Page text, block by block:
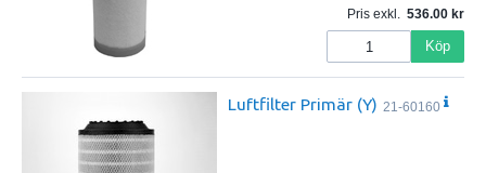
Pris exkl. 536.00
Köp
Luftfilter Primär (Y) 21-60160